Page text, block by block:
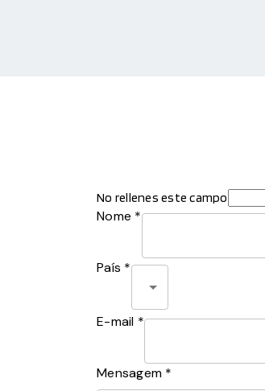
No rellenes este campo
Nome *
País *
E-mail *
Mensagem *